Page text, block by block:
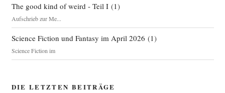
The good kind of weird - Teil I(1)
Aufschrieb zur Me...
Science Fiction und Fantasy im April 2026 (1)
Science Fiction im
DIE LETZTEN BEITRÄGE